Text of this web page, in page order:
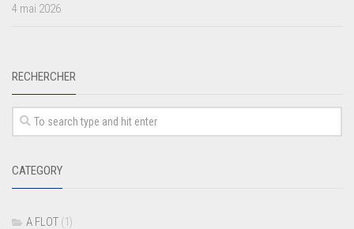
4 mai 2026
RECHERCHER
CATEGORY
A FLOT (1)